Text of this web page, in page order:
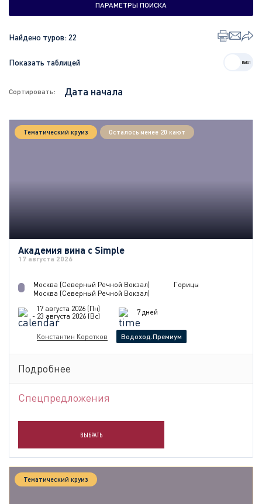
ПАРАМЕТРЫ ПОИСКА
Показать таблицей
Найдено туров:22
Сортировать:
Тематический круиз Осталось менее 20 кают
Академия вина с Simple
17 августа 2026
Москва (Северный Речной Вокзал)
Горицы
Москва (Северный Речной Вокзал)
17 августа 2026 (Пн)
- 23 августа 2026 (Вс)
7 дней
Константин Коротков Водоход.Премиум
Подробнее
Спецпредложения
ВЫБРАТЬ
Тематический круиз